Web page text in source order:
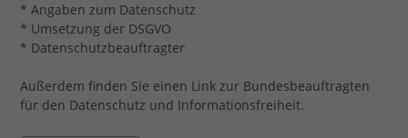
* Angaben zum Datenschutz
* Umsetzung der DSGVO
* Datenschutzbeauftragter
Außerdem finden Sie einen Link zur Bundesbeauftragten
für den Datenschutz und Informationsfreiheit.